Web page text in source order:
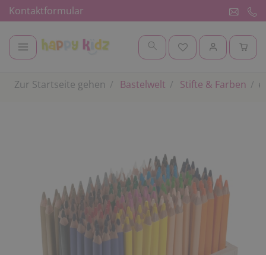
Kontaktformular
Zur Startseite gehen Bastelwelt Stifte & Farben